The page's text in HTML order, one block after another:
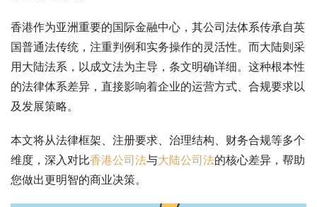
香港作为亚洲重要的国际金融中心，其公司法体系传承自英
国普通法传统，注重判例和实务操作的灵活性。而大陆则采
用大陆法系，以成文法为主导，条文明确详细。这种根本性
的法律体系差异，直接影响着企业的运营方式、合规要求以
及发展策略。
本文将从法律框架、注册要求、治理结构、财务合规等多个
维度，深入对比香港公司法与大陆公司法的核心差异，帮助
您做出更明智的商业决策。